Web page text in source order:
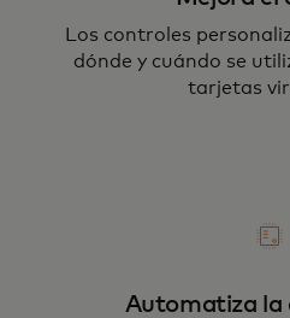
Los controles
dónde y cuándo se
tarjetas
Automatiza la